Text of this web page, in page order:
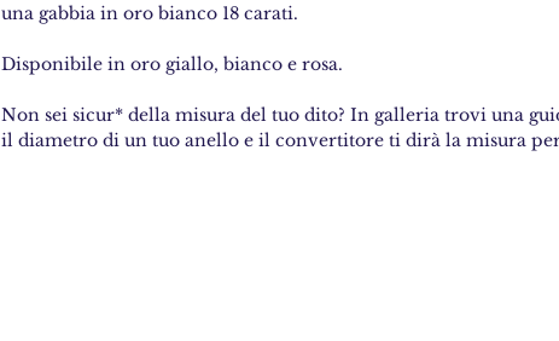
una gabbia in oro bianco 18 carati.
Disponibile in oro giallo, bianco e rosa.
Non sei sicur* della misura del tuo dito? In galleria trovi una
il diametro di un tuo anello e il convertitore ti dirà la misura